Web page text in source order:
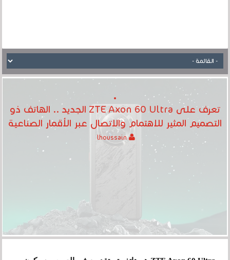
تعرف على ZTE Axon 60 Ultra الجديد .. الهاتف ذو
التصميم المثير للاهتمام والاتصال عبر الأقمار الصناعية
lhoussain